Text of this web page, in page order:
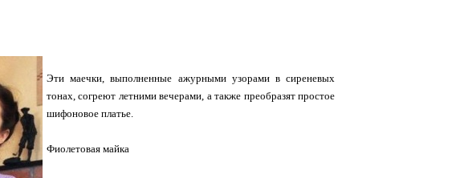
Эти маечки, выполненные ажурными узорами в сиреневых
тонах, согреют летними вечерами, а также преобразят простое
шифоновое платье.
Фиолетовая майка